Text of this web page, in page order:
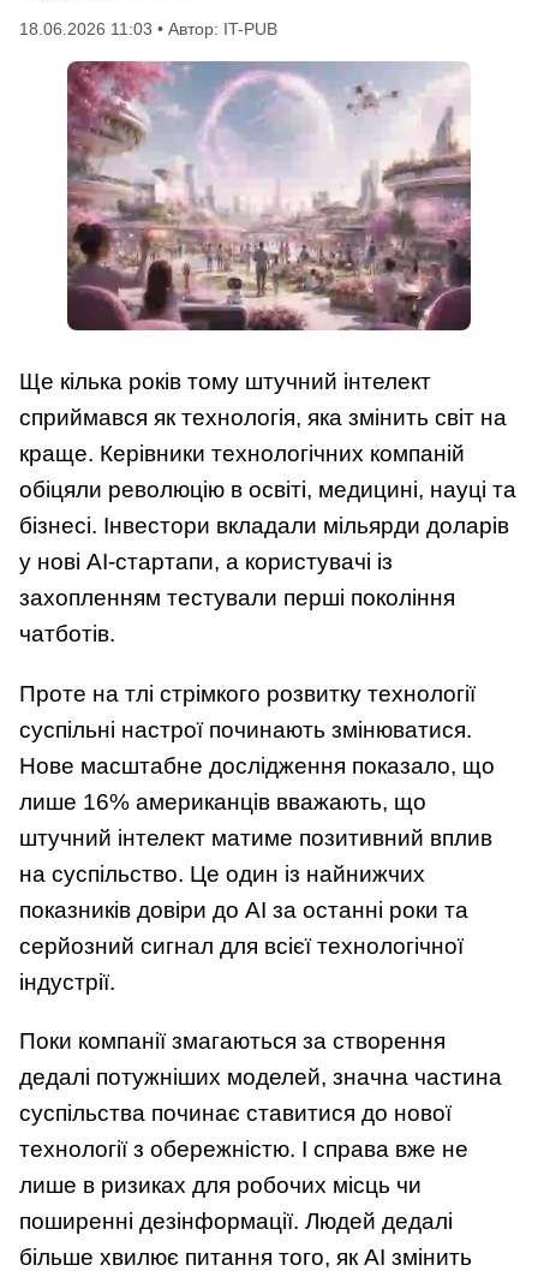
18.06.2026 11:03 • Автор: IT-PUB
Ще кілька років тому штучний інтелект
сприймався як технологія, яка змінить світ на
краще. Керівники технологічних компаній
обіцяли революцію в освіті, медицині, науці та
бізнесі. Інвестори вкладали мільярди доларів
у нові AI-стартапи, а користувачі із
захопленням тестували перші покоління
чатботів.
Проте на тлі стрімкого розвитку технології
суспільні настрої починають змінюватися.
Нове масштабне дослідження показало, що
лише 16% американців вважають, що
штучний інтелект матиме позитивний вплив
на суспільство. Це один із найнижчих
показників довіри до AI за останні роки та
серйозний сигнал для всієї технологічної
індустрії.
Поки компанії змагаються за створення
дедалі потужніших моделей, значна частина
суспільства починає ставитися до нової
технології з обережністю. І справа вже не
лише в ризиках для робочих місць чи
поширенні дезінформації. Людей дедалі
більше хвилює питання того, як AI змінить